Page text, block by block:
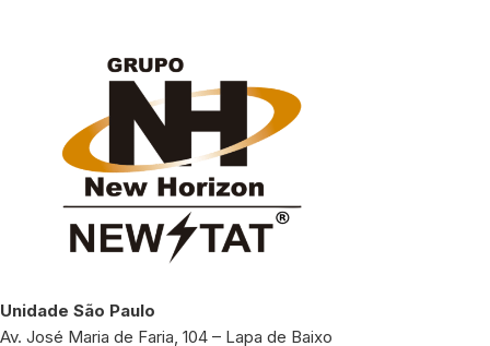
Unidade São Paulo
Av. José Maria de Faria, 104 – Lapa de Baixo